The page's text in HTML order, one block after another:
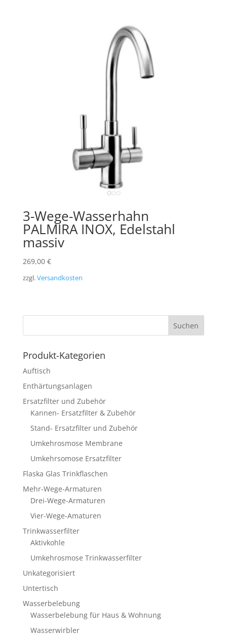
3-Wege-Wasserhahn
PALMIRA INOX, Edelstahl
massiv
269,00 €
zzgl.Versandkosten
Produkt-Kategorien
Auftisch
Enthärtungsanlagen
Ersatzfilter und Zubehör
Kannen- Ersatzfilter & Zubehör
Stand- Ersatzfilter und Zubehör
Umkehrosmose Membrane
Umkehrsomose Ersatzfilter
Flaska Glas Trinkflaschen
Mehr-Wege-Armaturen
Drei-Wege-Armaturen
Vier-Wege-Amaturen
Trinkwasserfilter
Aktivkohle
Umkehrosmose Trinkwasserfilter
Unkategorisiert
Untertisch
Wasserbelebung
Wasserbelebung für Haus & Wohnung
Wasserwirbler